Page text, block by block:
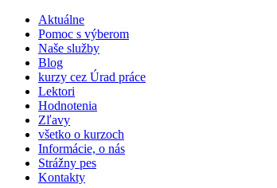
Aktuálne
Pomoc s výberom
Naše služby
Blog
kurzy cez Úrad práce
Lektori
Hodnotenia
Zľavy
všetko o kurzoch
Informácie, o nás
Strážny pes
Kontakty